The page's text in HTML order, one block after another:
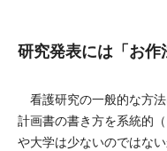
研究発表には「お作
看護研究の一般的な方
計画書の書き方を系統的
や大学は少ないのではな